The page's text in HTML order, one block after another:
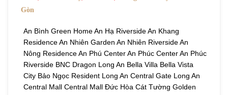
Gòn
An Bình Green Home An Hạ Riverside An Khang
Residence An Nhiên Garden An Nhiên Riverside An
Nông Residence An Phú Center An Phúc Center An Phúc
Riverside BNC Dragon Long An Bella Villa Bella Vista
City Bảo Ngọc Resident Long An Central Gate Long An
Central Mall Central Mall Đức Hòa Cát Tường Golden